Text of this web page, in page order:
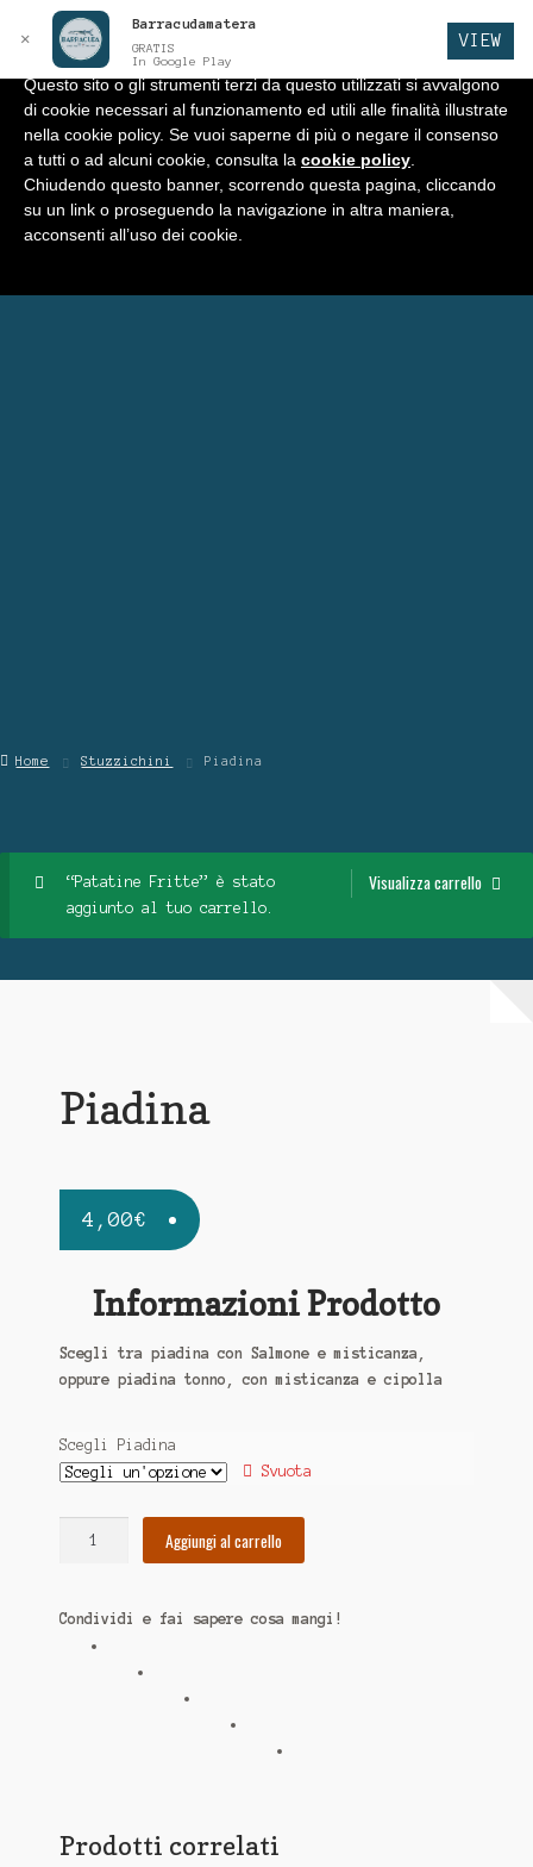
Vai
alla
navigazione
Vai
al
contenuto
BARRACUDA Menu
Home
Negozio
Home Stuzzichini Piadina
Visualizza carrello
“Patatine Fritte” è stato
aggiunto al tuo carrello.
Piadina
4,00€
Informazioni Prodotto
Scegli tra piadina con Salmone e misticanza,
oppure piadina tonno, con misticanza e cipolla
Scegli Piadina
Svuota
Aggiungi al carrello
Condividi e fai sapere cosa mangi!
Prodotti correlati
✕
Barracudamatera
GRATIS
In Google Play
VIEW
Informativa
Questo sito o gli strumenti terzi da questo utilizzati si avvalgono
di cookie necessari al funzionamento ed utili alle finalità illustrate
nella cookie policy. Se vuoi saperne di più o negare il consenso
a tutti o ad alcuni cookie, consulta la cookie policy
Chiudendo questo banner, scorrendo questa pagina, cliccando
su un link o proseguendo la navigazione in altra maniera,
acconsenti all’uso dei cookie.